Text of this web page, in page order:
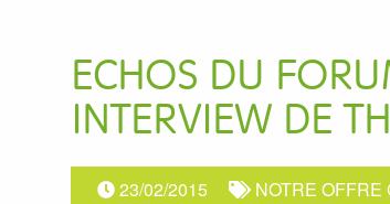
ECHOS DU
INTERVIEW DE
23/02/2015 NOTRE OFFRE